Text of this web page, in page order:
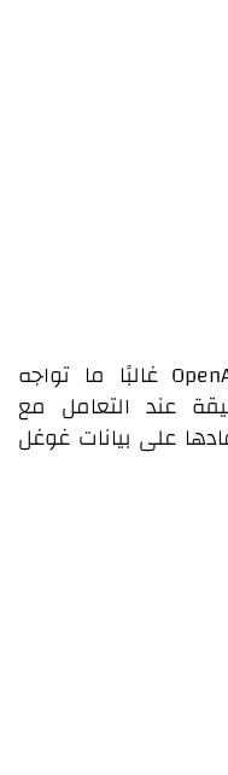
وأشار التقرير إلى أن أدوات OpenAI غالبًا ما تواجه
عند التعامل مع
على بيانات غوغل